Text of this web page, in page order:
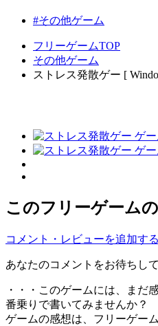
#その他ゲーム
フリーゲームTOP
その他ゲーム
ストレス発散ゲー [
このフリーゲーム
コメント・レビューを追加する
あなたのコメントをお待ちし
・・・このゲームには、まだ
番乗りで書いてみませんか？
ゲームの感想は、フリーゲー